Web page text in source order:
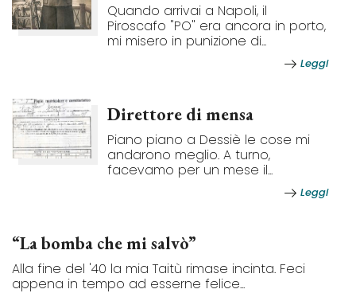
Quando arrivai a Napoli, il
Piroscafo "PO" era ancora in porto,
mi misero in punizione di...
Leggi
Direttore di mensa
Piano piano a Dessiè le cose mi
andarono meglio. A turno,
facevamo per un mese il...
Leggi
“La bomba che mi salvò”
Alla fine del '40 la mia Taitù rimase incinta. Feci
appena in tempo ad esserne felice...